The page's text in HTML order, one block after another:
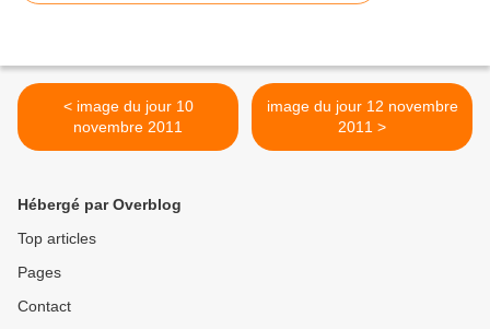
< image du jour 10
novembre 2011
image du jour 12 novembre
2011 >
Hébergé par Overblog
Top articles
Pages
Contact